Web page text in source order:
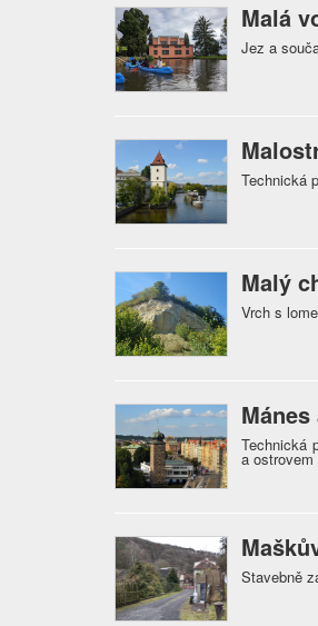
Malá
Jez a
Technická
Malý
Vrch s
Technická
a
Stavebně